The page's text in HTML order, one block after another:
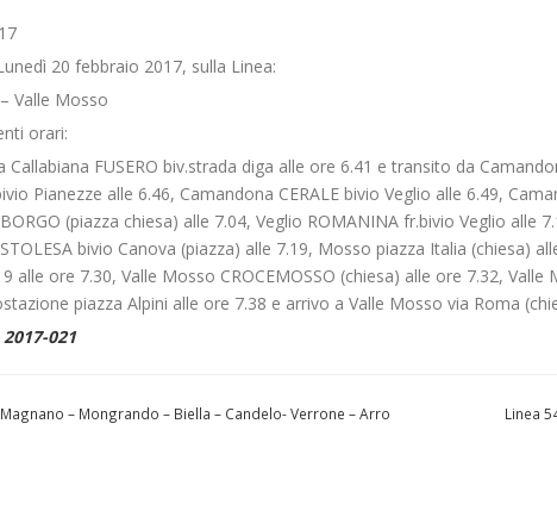
20 febbraio 2017, sulla Linea:
Valle Mosso
orari:
Callabiana FUSERO biv.strada diga alle ore 6.41 e transito da
Pianezze alle 6.46, Camandona CERALE bivio Veglio alle 6.49,
(piazza chiesa) alle 7.04, Veglio ROMANINA fr.bivio Veglio alle
bivio Canova (piazza) alle 7.19, Mosso piazza Italia (chiesa)
alle ore 7.30, Valle Mosso CROCEMOSSO (chiesa) alle ore 7.32,
piazza Alpini alle ore 7.38 e arrivo a Valle Mosso via Roma
021
– Mongrando – Biella – Candelo- Verrone – Arro Linea